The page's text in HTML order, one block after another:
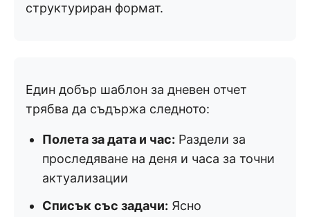
структуриран формат.
Един добър шаблон за дневен отчет
трябва да съдържа следното:
Полета за дата и час: Раздели за
проследяване на деня и часа за точни
актуализации
Списък със задачи: Ясно